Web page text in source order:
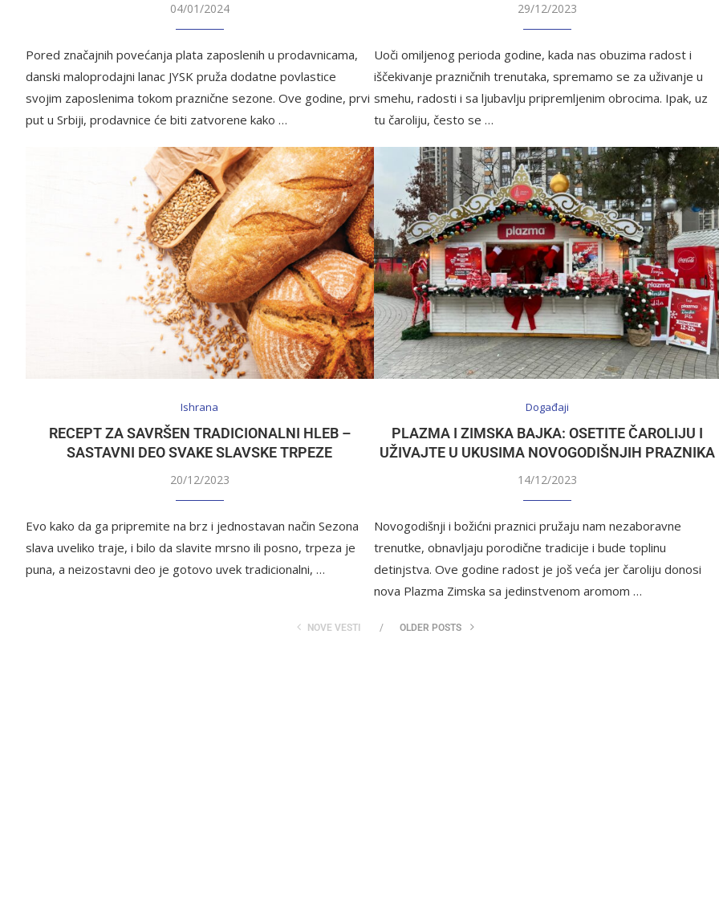
04/01/2024
Pored značajnih povećanja plata zaposlenih u prodavnicama,
danski maloprodajni lanac JYSK pruža dodatne povlastice
svojim zaposlenima tokom praznične sezone. Ove godine, prvi
put u Srbiji, prodavnice će biti zatvorene kako …
29/12/2023
Uoči omiljenog perioda godine, kada nas obuzima radost i
iščekivanje prazničnih trenutaka, spremamo se za uživanje u
smehu, radosti i sa ljubavlju pripremljenim obrocima. Ipak, uz
tu čaroliju, često se …
Ishrana
RECEPT ZA SAVRŠEN TRADICIONALNI HLEB –
SASTAVNI DEO SVAKE SLAVSKE TRPEZE
20/12/2023
Evo kako da ga pripremite na brz i jednostavan način Sezona
slava uveliko traje, i bilo da slavite mrsno ili posno, trpeza je
puna, a neizostavni deo je gotovo uvek tradicionalni, …
Događaji
PLAZMA I ZIMSKA BAJKA: OSETITE ČAROLIJU I
UŽIVAJTE U UKUSIMA NOVOGODIŠNJIH PRAZNIKA
14/12/2023
Novogodišnji i božićni praznici pružaju nam nezaboravne
trenutke, obnavljaju porodične tradicije i bude toplinu
detinjstva. Ove godine radost je još veća jer čaroliju donosi
nova Plazma Zimska sa jedinstvenom aromom …
NOVE VESTI OLDER POSTS